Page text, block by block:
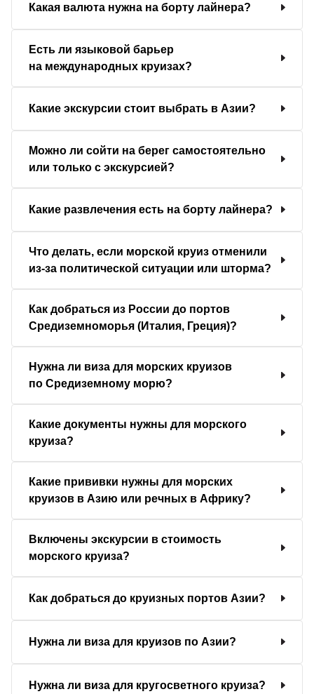
Какая валюта нужна на борту лайнера?
Есть ли языковой барьер
на международных круизах?
Какие экскурсии стоит выбрать в Азии?
Можно ли сойти на берег самостоятельно
или только с экскурсией?
Какие развлечения есть на борту лайнера?
Что делать, если морской круиз отменили
из-за политической ситуации или шторма?
Как добраться из России до портов
Средиземноморья (Италия, Греция)?
Нужна ли виза для морских круизов
по Средиземному морю?
Какие документы нужны для морского
круиза?
Какие прививки нужны для морских
круизов в Азию или речных в Африку?
Включены экскурсии в стоимость
морского круиза?
Как добраться до круизных портов Азии?
Нужна ли виза для круизов по Азии?
Нужна ли виза для кругосветного круиза?